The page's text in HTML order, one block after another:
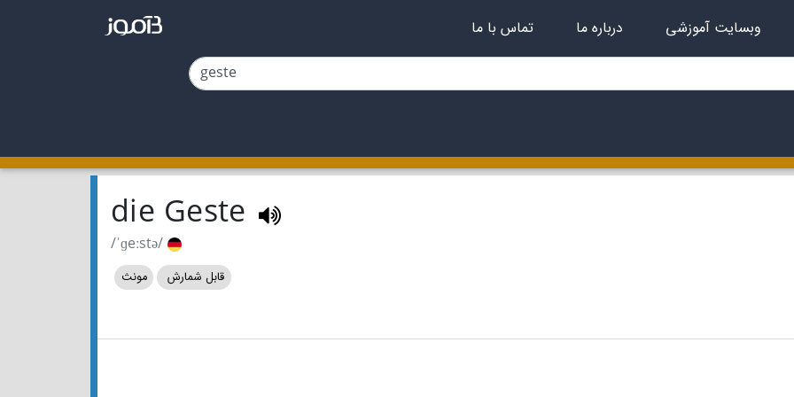
وبسایت آموزشی درباره ما تماس با ما
die Geste
/ˈɡeːstə/
قابل شمارش
مونث